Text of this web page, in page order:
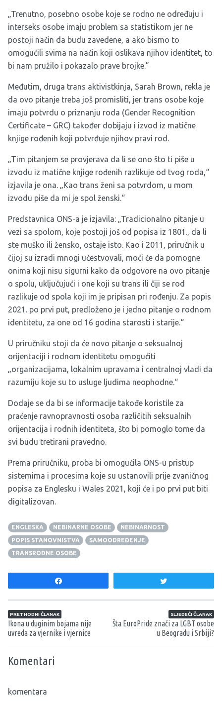
„Trenutno, posebno osobe koje se rodno ne određuju i
interseks osobe imaju problem sa statistikom jer ne
postoji način da budu zavedene, a ako bismo to
omogućili svima na način koji oslikava njihov identitet, to
bi nam pružilo i pokazalo prave brojke.”
Međutim, druga trans aktivistkinja, Sarah Brown, rekla je
da ovo pitanje treba još promisliti, jer trans osobe koje
imaju potvrdu o priznanju roda (Gender Recognition
Certificate – GRC) također dobijaju i izvod iz matične
knjige rođenih koji potvrđuje njihov pravi rod.
„Tim pitanjem se provjerava da li se ono što ti piše u
izvodu iz matične knjige rođenih razlikuje od tvog roda,“
izjavila je ona. „Kao trans ženi sa potvrdom, u mom
izvodu piše da mi je spol ženski.“
Predstavnica ONS-a je izjavila: „Tradicionalno pitanje u
vezi sa spolom, koje postoji još od popisa iz 1801., da li
ste muško ili žensko, ostaje isto. Kao i 2011, priručnik u
čijoj su izradi mnogi učestvovali, moći će da pomogne
onima koji nisu sigurni kako da odgovore na ovo pitanje
o spolu, uključujući i one koji su trans ili čiji se rod
razlikuje od spola koji im je pripisan pri rođenju. Za popis
2021. po prvi put, predloženo je i jedno pitanje o rodnom
identitetu, za one od 16 godina starosti i starije.“
U priručniku stoji da će novo pitanje o seksualnoj
orijentaciji i rodnom identitetu omogućiti
„organizacijama, lokalnim upravama i centralnoj vladi da
razumiju koje su to usluge ljudima neophodne.“
Dodaje se da bi se informacije takođe koristile za
praćenje ravnopravnosti osoba različitih seksualnih
orijentacija i rodnih identiteta, što bi pomoglo tome da
svi budu tretirani pravedno.
Prema priručniku, proba bi omogućila ONS-u pristup
sistemima i procesima koje su ustanovili prije zvaničnog
popisa za Englesku i Wales 2021, koji će i po prvi put biti
digitalizovan.
ENGLESKA NEBINARNE OSOBE
NEBINARNOST
POPIS STANOVNISTVA
SAMOODREĐENJE
TRANSRODNE OSOBE
Navigacija članaka
PRETHODNI ČLANAK
Ikona u duginim bojama nije
uvreda za vjernike i vjernice
SLJEDEĆI ČLANAK
Šta EuroPride znači za LGBT osobe
u Beogradu i Srbiji?
Komentari
komentara